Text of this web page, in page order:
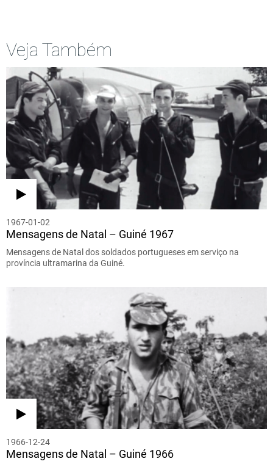
Veja Também
1967-01-02
Mensagens de Natal – Guiné 1967
Mensagens de Natal dos soldados portugueses em serviço na
província ultramarina da Guiné.
1966-12-24
Mensagens de Natal – Guiné 1966